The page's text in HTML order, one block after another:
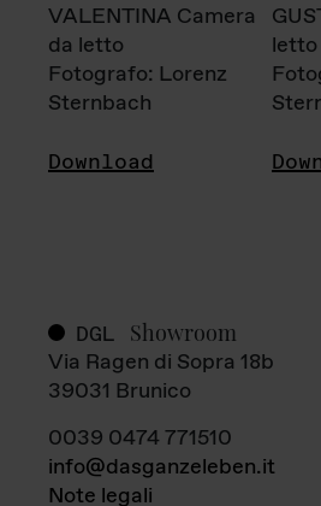
VALENTINA Camera
da letto
Fotografo: Lorenz
Sternbach
Download
letto
DGL Showroom
Via Ragen di Sopra 18b
39031 Brunico
0039 0474 771510
info@dasganzeleben.it
Note legali